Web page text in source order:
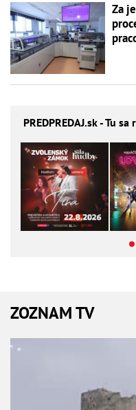
Za
PREDPREDAJ.sk - Tu sa
ZOZNAM TV